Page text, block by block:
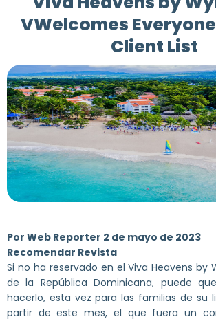
VWelcomes
Client List
Por Web Reporter 2 de mayo de 2023
Recomendar Revista
Si no ha reservado en el Viva Heavens by
de la República Dominicana, puede
hacerlo, esta vez para las familias de su
partir de este mes, el que fuera un